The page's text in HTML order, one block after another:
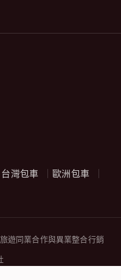
台灣包車
歐洲包車
同業合作與異業整合行銷